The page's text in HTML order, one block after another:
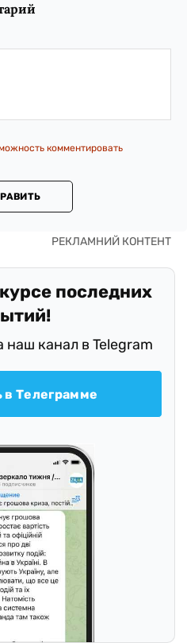
комментировать
последних
канал в Telegram
в Телеграмме